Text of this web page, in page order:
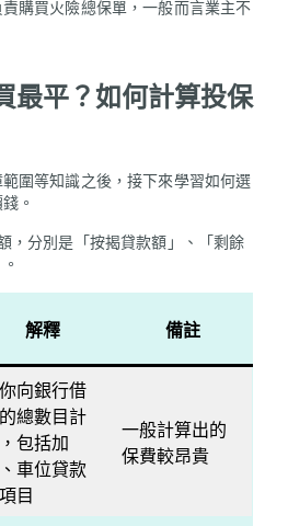
購買火險總保單，一般而言業主不
最平？如何計算投保
圍等知識之後，接下來學習如何選
。
，分別是「按揭貸款額」、「剩餘
解釋 備註
向銀行借
總數目計
包括加
車位貸款
目
一般計算出的
保費較昂貴